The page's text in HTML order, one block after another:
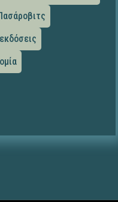
εκδόσεις